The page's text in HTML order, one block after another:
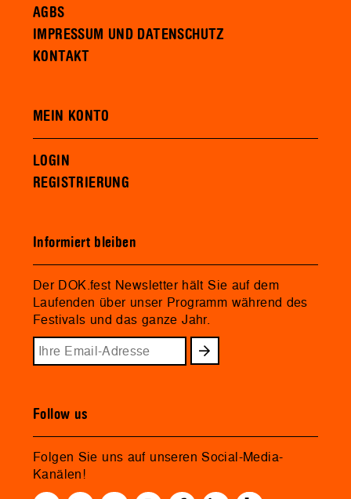
AGBS
IMPRESSUM UND DATENSCHUTZ
KONTAKT
MEIN KONTO
LOGIN
REGISTRIERUNG
Informiert bleiben
Der DOK.fest Newsletter hält Sie auf dem
Laufenden über unser Programm während des
Festivals und das ganze Jahr.
Follow us
Folgen Sie uns auf unseren Social-Media-
Kanälen!